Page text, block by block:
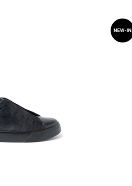
NEW-IN